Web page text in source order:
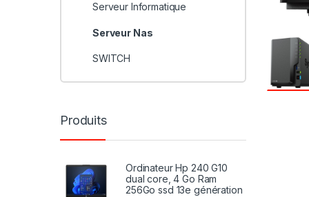
Serveur Informatique
Serveur Nas
SWITCH
Produits
Ordinateur Hp 240 G10
dual core, 4 Go Ram
256Go ssd 13e génération